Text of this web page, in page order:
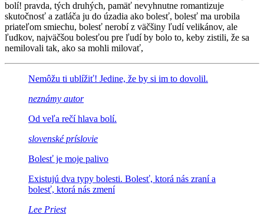
bolí! pravda, tých druhých, pamäť nevyhnutne romantizuje
skutočnosť a zatláča ju do úzadia ako bolesť, bolesť ma urobila
priateľom smiechu, bolesť nerobí z väčšiny ľudí velikánov, ale
ľudkov, najväčšou bolesťou pre ľudí by bolo to, keby zistili, že sa
nemilovali tak, ako sa mohli milovať,
Nemôžu ti ublížiť! Jedine, že by si im to dovolil.
neznámy autor
Od veľa rečíhlava bolí.
slovenské príslovie
Bolesť je moje palivo
Existujú dva typy bolesti. Bolesť, ktorá nás zraní a
bolesť, ktorá nás zmení
Lee Priest